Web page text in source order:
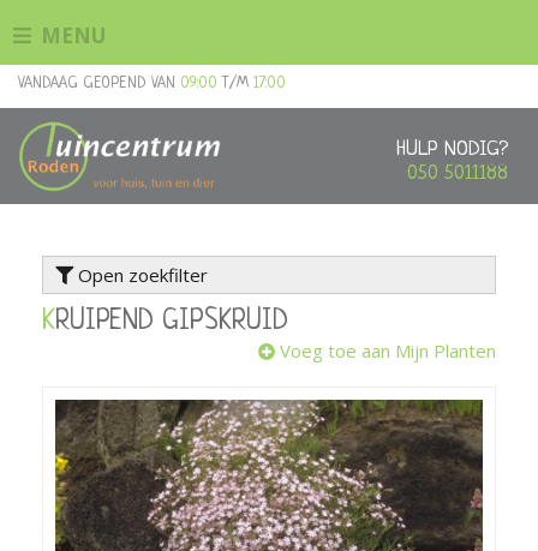
n
HULP NODIG?
050 5011188
VANDAAG GEOPEND VAN 09:00 T/M 17:00
MENU
Open zoekfilter
KRUIPEND GIPSKRUID
Voeg toe aan Mijn Planten